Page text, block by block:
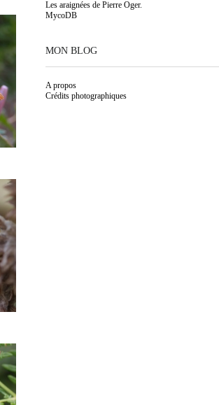
Les araignées de Pierre Oger.
MycoDB
MON BLOG
A propos
Crédits photographiques